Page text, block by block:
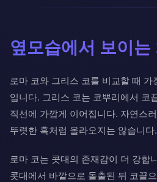
옆모습에서 보이는
로마 코와 그리스 코를 비교할 때
입니다. 그리스 코는 코뿌리에서 코
직선에 가깝게 이어집니다. 자연스
뚜렷한 혹처럼 올라오지는 않습니다.
로마 코는 콧대의 존재감이 더 강합
콧대에서 바깥으로 돌출된 뒤 코끝